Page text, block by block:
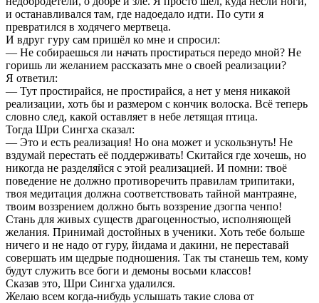
и останавливался там, где надоедало идти. По сути я
превратился в ходячего мертвеца.
И вдруг гуру сам пришёл ко мне и спросил:
— Не собираешься ли начать простираться передо мной? Не
горишь ли желанием рассказать мне о своей реализации?
Я ответил:
— Тут простирайся, не простирайся, а нет у меня никакой
реализации, хоть бы и размером с кончик волоска. Всё теперь
словно след, какой оставляет в небе летящая птица.
Тогда Шри Сингха сказал:
— Это и есть реализация! Но она может и ускользнуть! Не
вздумай перестать её поддерживать! Скитайся где хочешь, но
никогда не разделяйся с этой реализацией. И помни: твоё
поведение не должно противоречить правилам трипитаки,
твоя медитация должна соответствовать тайной мантраяне,
твоим воззрением должно быть воззрение дзогпа ченпо!
Стань для живых существ драгоценностью, исполняющей
желания. Принимай достойных в ученики. Хоть тебе больше
ничего и не надо от гуру, йидама и дакини, не переставай
совершать им щедрые подношения. Так ты станешь тем, кому
будут служить все боги и демоны восьми классов!
Сказав это, Шри Сингха удалился.
Желаю всем когда-нибудь услышать такие слова от